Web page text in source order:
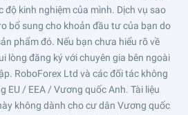
độ kinh nghiệm của mình. Dịch vụ sao
bổ sung cho khoản đầu tư của bạn do
phẩm đó. Nếu bạn chưa hiểu rõ về
lòng đăng ký với chuyên gia bên ngoài
RoboForex Ltd và các đối tác không
EU / EEA / Vương quốc Anh. Tài liệu
không dành cho cư dân Vương quốc